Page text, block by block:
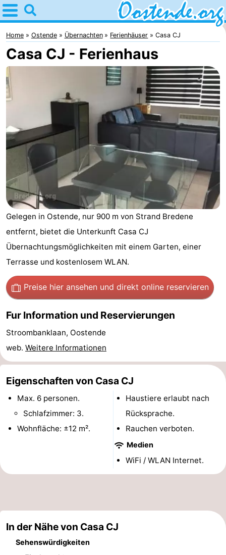
Home
Oostende
Tipps
Für
kindern
Übernachten
Appartements
Campingplätze
Ferienhäuser
Breeduyn
-
Hippodroom
Zimmer
(mit
Lastminutes
Sehen
&
tun
-
Museen
-
Denkmäler
-
Spielplätze
-
Indoor-
Home Ostende Übernachten Ferienhäuser Casa CJ
Casa CJ - Ferienhaus
Gelegen in Ostende, nur 900 m von Strand Bredene
entfernt, bietet die Unterkunft Casa CJ
Übernachtungsmöglichkeiten mit einem Garten, einer
Terrasse und kostenlosem WLAN.
Preise hier ansehen und direkt online reservieren
Fur Information und Reservierungen
Stroombanklaan, Oostende
web. Weitere Informationen
Eigenschaften von Casa CJ
Max. 6 personen.
Schlafzimmer: 3.
Wohnfläche: ±12 m².
Haustiere erlaubt nach
Rücksprache.
Rauchen verboten.
Medien
WiFi / WLAN Internet.
In der Nähe von Casa CJ
Sehenswürdigkeiten